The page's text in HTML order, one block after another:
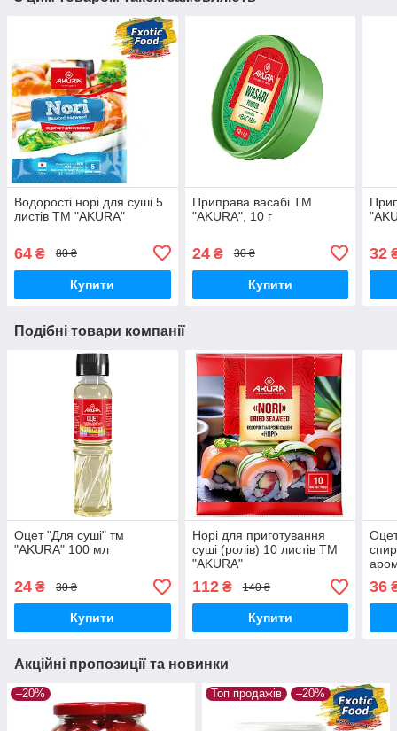
Водорості норі для суші 5
листів ТМ "AKURA"
64 ₴ 80 ₴
Купити
Приправа васабі ТМ
"AKURA", 10 г
24₴ 30 ₴
Купити
32
Подібні товари компанії
Оцет "Для суші" тм
"AKURA" 100 мл
24 ₴ 30 ₴
Купити
Норі для приготування
суші (ролів) 10 листів ТМ
"AKURA"
112₴ 140 ₴
Купити
3%
36
Акційні пропозиції та новинки
–20% Топ продажів –20%